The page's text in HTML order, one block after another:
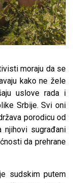
moraju da se
kako ne žele
uslove rada i
Srbije. Svi oni
porodicu od
njihovi sugrađani
da prehrane
sudskim putem